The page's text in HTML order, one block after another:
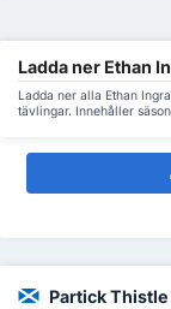
Ladda ner Ethan
Ladda ner alla Ethan
tävlingar. Innehåller
Partick